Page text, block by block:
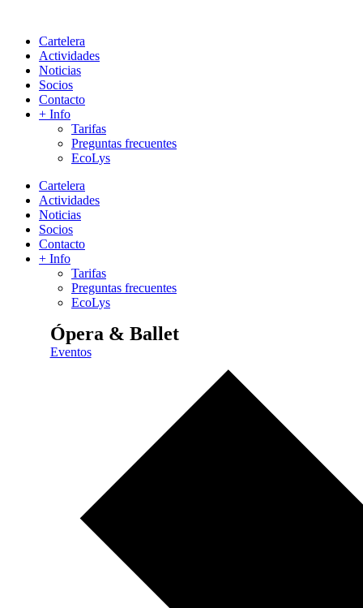
Cartelera
Actividades
Noticias
Socios
Contacto
+ Info
Tarifas
Preguntas frecuentes
EcoLys
Cartelera
Actividades
Noticias
Socios
Contacto
+ Info
Tarifas
Preguntas frecuentes
EcoLys
Ópera & Ballet
Eventos